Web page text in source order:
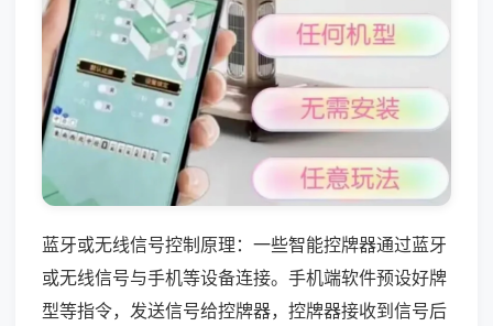
蓝牙或无线信号控制原理：一些智能控牌器通过蓝牙
或无线信号与手机等设备连接。手机端软件预设好牌
型等指令，发送信号给控牌器，控牌器接收到信号后